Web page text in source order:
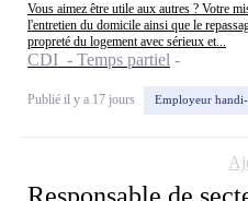
Vous aimez être utile aux autres ? Votre
l'entretien du domicile ainsi que le
propreté du logement avec sérieux et...
CDI - Temps partiel
Publié il y a 17 jours Employeur